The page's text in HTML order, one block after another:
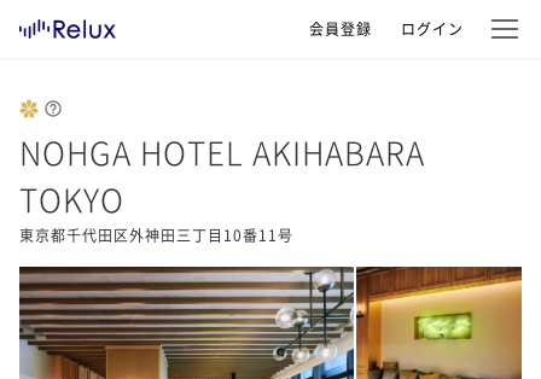
会員登録 ログイン
NOHGA HOTEL AKIHABARA
TOKYO
東京都千代田区外神田三丁目10番11号